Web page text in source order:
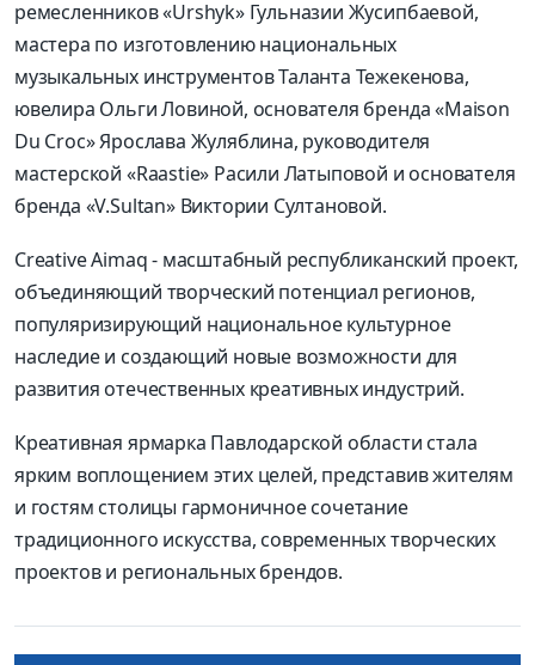
ремесленников «Urshyk» Гульназии Жусипбаевой,
мастера по изготовлению национальных
музыкальных инструментов Таланта Тежекенова,
ювелира Ольги Ловиной, основателя бренда «Maison
Du Croc» Ярослава Жуляблина, руководителя
мастерской «Raastie» Расили Латыповой и основателя
бренда «V.Sultan» Виктории Султановой.
Creative Aimaq - масштабный республиканский проект,
объединяющий творческий потенциал регионов,
популяризирующий национальное культурное
наследие и создающий новые возможности для
развития отечественных креативных индустрий.
Креативная ярмарка Павлодарской области стала
ярким воплощением этих целей, представив жителям
и гостям столицы гармоничное сочетание
традиционного искусства, современных творческих
проектов и региональных брендов.